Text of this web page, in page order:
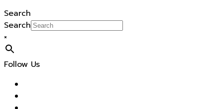
Search
Search
×
Follow Us